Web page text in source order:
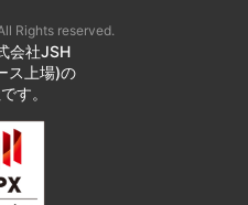
Rights reserved.
会社JSH
ス上場)の
す。